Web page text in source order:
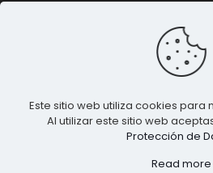
© 2015-2024
Terminos &
Datos
Este sitio web utiliza cookies para
Al utilizar este sitio web
Protección de
Read more